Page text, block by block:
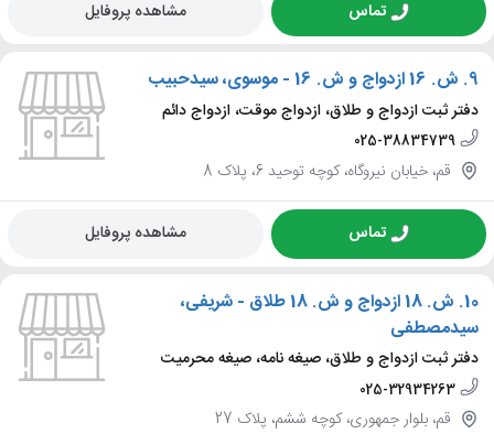
تماس مشاهده پروفایل
9. ش. 16 ازدواج و ش. 16 - موسوی، سیدحبیب
دفتر ثبت ازدواج و طلاق، ازدواج موقت، ازدواج دائم
025-38834739
قم، خیابان نیروگاه، کوچه توحید 6، پلاک 8
تماس مشاهده پروفایل
10.
ش. 18 ازدواج و ش. 18 طلاق - شریفی،
سیدمصطفی
دفتر ثبت ازدواج و طلاق، صیغه نامه، صیغه محرمیت
025-32934263
قم، بلوار جمهوری، کوچه ششم، پلاک 27